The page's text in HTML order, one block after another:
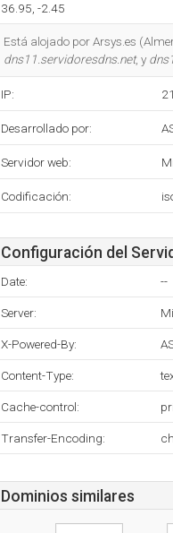
36.95, -2.45
Está alojado por Arsys.es
dns11.servidoresdns.net, y
IP:
Desarrollado por:
Servidor web:
Codificación:
Configuración del
Date: --
Server:
X-Powered-By:
Content-Type:
Cache-control:
Transfer-Encoding:
Dominios similares